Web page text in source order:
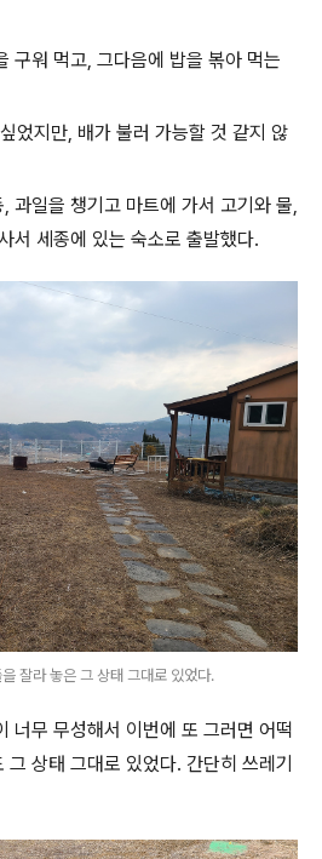
구워 먹고, 그다음에 밥을 볶아 먹는
었지만, 배가 불러 가능할 것 같지 않
과일을 챙기고 마트에 가서 고기와 물,
서 세종에 있는 숙소로 출발했다.
잘라 놓은 그 상태 그대로 있었다.
너무 무성해서 이번에 또 그러면 어떡
상태 그대로 있었다. 간단히 쓰레기